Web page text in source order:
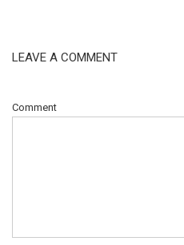
LEAVE A COMMENT
Comment